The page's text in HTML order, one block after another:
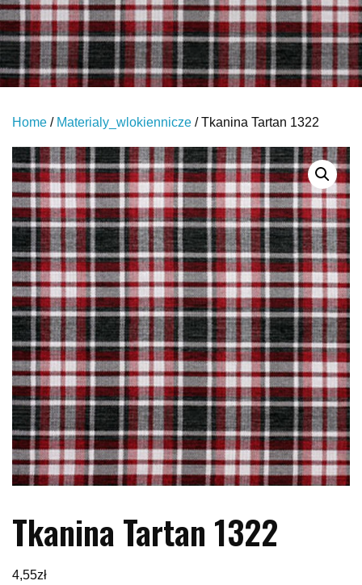
Home / Materialy_wlokiennicze / Tkanina Tartan 1322
Tkanina Tartan 1322
4,55zł